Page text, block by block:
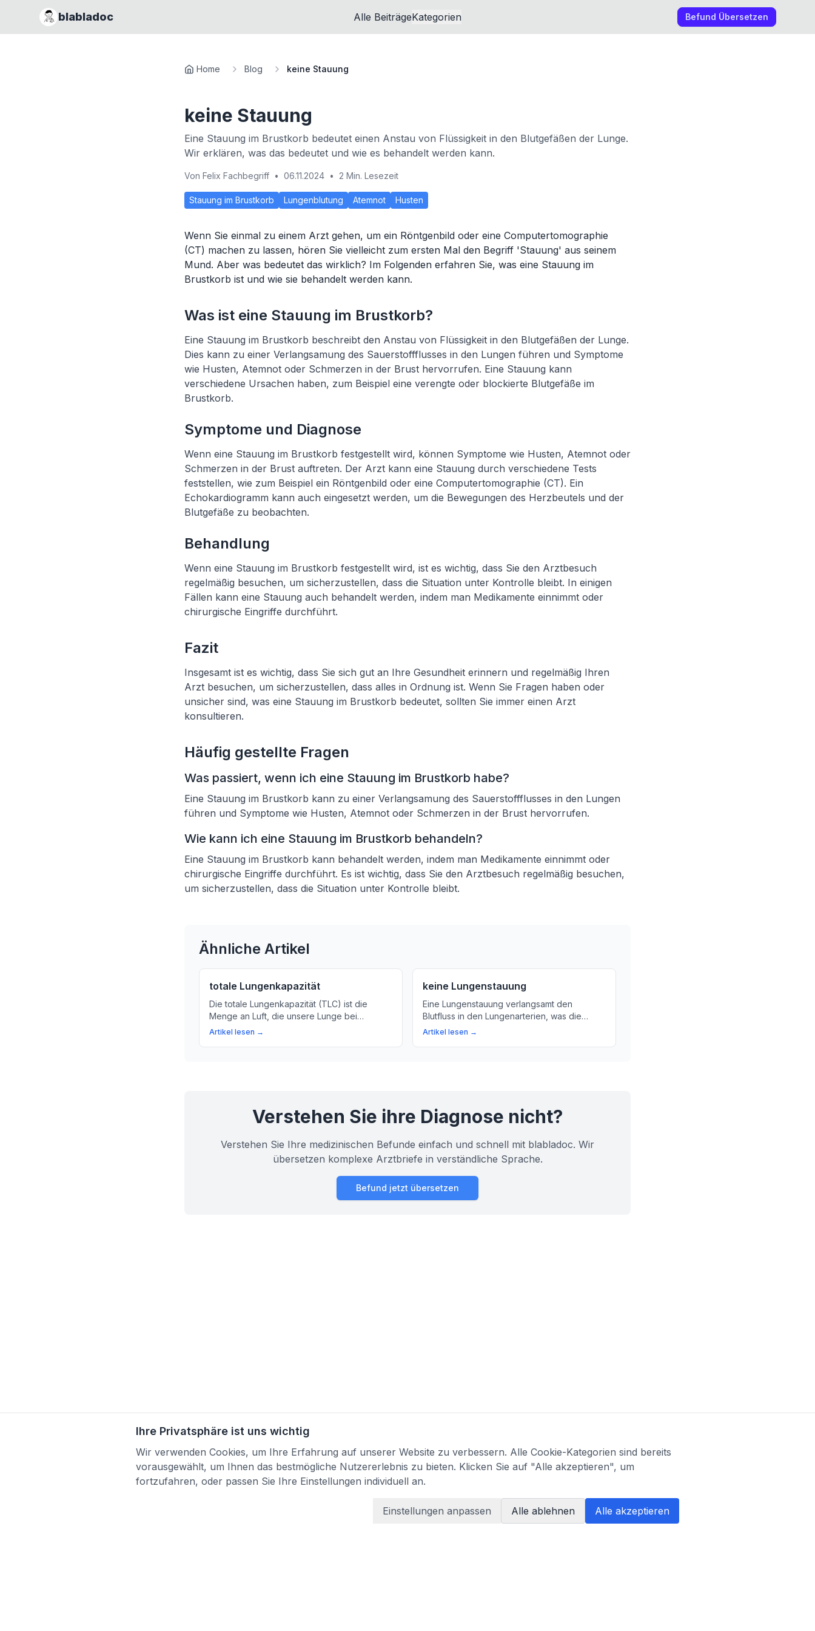
blabladoc Alle BeiträgeKategorien Befund Übersetzen
Home Blog keine Stauung
keine Stauung
Eine Stauung im Brustkorb bedeutet einen Anstau von Flüssigkeit in den Blutgefäßen der Lunge.
Wir erklären, was das bedeutet und wie es behandelt werden kann.
Von Felix Fachbegriff • 06.11.2024 • 2 Min. Lesezeit
Stauung im Brustkorb Lungenblutung Atemnot Husten
Wenn Sie einmal zu einem Arzt gehen, um ein Röntgenbild oder eine Computertomographie
(CT) machen zu lassen, hören Sie vielleicht zum ersten Mal den Begriff 'Stauung' aus seinem
Mund. Aber was bedeutet das wirklich? Im Folgenden erfahren Sie, was eine Stauung im
Brustkorb ist und wie sie behandelt werden kann.
Was ist eine Stauung im Brustkorb?
Eine Stauung im Brustkorb beschreibt den Anstau von Flüssigkeit in den Blutgefäßen der Lunge.
Dies kann zu einer Verlangsamung des Sauerstoffflusses in den Lungen führen und Symptome
wie Husten, Atemnot oder Schmerzen in der Brust hervorrufen. Eine Stauung kann
verschiedene Ursachen haben, zum Beispiel eine verengte oder blockierte Blutgefäße im
Brustkorb.
Symptome und Diagnose
Wenn eine Stauung im Brustkorb festgestellt wird, können Symptome wie Husten, Atemnot oder
Schmerzen in der Brust auftreten. Der Arzt kann eine Stauung durch verschiedene Tests
feststellen, wie zum Beispiel ein Röntgenbild oder eine Computertomographie (CT). Ein
Echokardiogramm kann auch eingesetzt werden, um die Bewegungen des Herzbeutels und der
Blutgefäße zu beobachten.
Behandlung
Wenn eine Stauung im Brustkorb festgestellt wird, ist es wichtig, dass Sie den Arztbesuch
regelmäßig besuchen, um sicherzustellen, dass die Situation unter Kontrolle bleibt. In einigen
Fällen kann eine Stauung auch behandelt werden, indem man Medikamente einnimmt oder
chirurgische Eingriffe durchführt.
Fazit
Insgesamt ist es wichtig, dass Sie sich gut an Ihre Gesundheit erinnern und regelmäßig Ihren
Arzt besuchen, um sicherzustellen, dass alles in Ordnung ist. Wenn Sie Fragen haben oder
unsicher sind, was eine Stauung im Brustkorb bedeutet, sollten Sie immer einen Arzt
konsultieren.
Häufig gestellte Fragen
Was passiert, wenn ich eine Stauung im Brustkorb habe?
Eine Stauung im Brustkorb kann zu einer Verlangsamung des Sauerstoffflusses in den Lungen
führen und Symptome wie Husten, Atemnot oder Schmerzen in der Brust hervorrufen.
Wie kann ich eine Stauung im Brustkorb behandeln?
Eine Stauung im Brustkorb kann behandelt werden, indem man Medikamente einnimmt oder
chirurgische Eingriffe durchführt. Es ist wichtig, dass Sie den Arztbesuch regelmäßig besuchen,
um sicherzustellen, dass die Situation unter Kontrolle bleibt.
Ähnliche Artikel
totale Lungenkapazität
Die totale Lungenkapazität (TLC) ist die
Menge an Luft, die unsere Lunge bei
maximaler Ausdehnung aufnehmen kann.
Artikel lesen →
keine Lungenstauung
Eine Lungenstauung verlangsamt den
Blutfluss in den Lungenarterien, was die
Sauerstoffaufnahme im Körper behindert.
Artikel lesen →
Verstehen Sie ihre Diagnose nicht?
Verstehen Sie Ihre medizinischen Befunde einfach und schnell mit blabladoc. Wir
übersetzen komplexe Arztbriefe in verständliche Sprache.
Befund jetzt übersetzen
Ihre Privatsphäre ist uns wichtig
Wir verwenden Cookies, um Ihre Erfahrung auf unserer Website zu verbessern. Alle Cookie-Kategorien sind bereits
vorausgewählt, um Ihnen das bestmögliche Nutzererlebnis zu bieten. Klicken Sie auf "Alle akzeptieren", um
fortzufahren, oder passen Sie Ihre Einstellungen individuell an.
Einstellungen anpassen Alle ablehnen Alle akzeptieren